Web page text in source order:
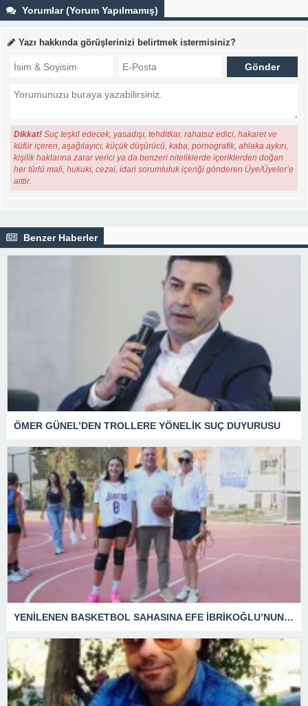
Yorumlar (Yorum Yapılmamış)
Yazı hakkında görüşlerinizi belirtmek istermisiniz?
Dikkat! Suç teşkil edecek, yasadışı, tehditkar, rahatsız edici, hakaret ve
küfür içeren, aşağılayıcı, küçük düşürücü, kaba, pornografik, ahlaka aykırı,
kişilik haklarına zarar verici ya da benzeri niteliklerde içeriklerden doğan
her türlü mali, hukuki, cezai, idari sorumluluk içeriği gönderen Üye/Üyeler’e
aittir.
Benzer Haberler
ÖMER GÜNEL’DEN TROLLERE YÖNELİK SUÇ DUYURUSU
YENİLENEN BASKETBOL SAHASINA EFE İBRİKOĞLU’NUN ADI VERİLDİ